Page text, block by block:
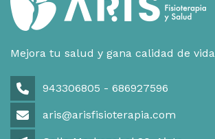
Mejora tu salud y gana calidad de
943306805 - 686927596
aris@arisfisioterapia.com